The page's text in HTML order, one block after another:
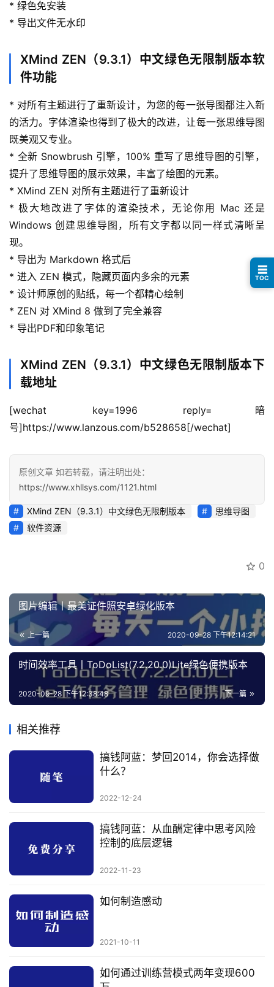
首
行
快
讯
开
案
例
避
坑
指
南
运
营
百
创
资
源
会
员
专
区
登录 注册
* 绿色免安装
* 导出文件无水印
XMind ZEN（9.3.1）中文绿色无限制版本软
件功能
* 对所有主题进行了重新设计，为您的每一张导图都注入新
的活力。字体渲染也得到了极大的改进，让每一张思维导图
既美观又专业。
* 全新 Snowbrush 引擎，100% 重写了思维导图的引擎，
提升了思维导图的展示效果，丰富了绘图的元素。
* XMind ZEN 对所有主题进行了重新设计
* 极大地改进了字体的渲染技术，无论你用 Mac 还是
Windows 创建思维导图，所有文字都以同一样式清晰呈
现。
* 导出为 Markdown 格式后
* 进入 ZEN 模式，隐藏页面内多余的元素
* 设计师原创的贴纸，每一个都精心绘制
* ZEN 对 XMind 8 做到了完全兼容
* 导出PDF和印象笔记
XMind ZEN（9.3.1）中文绿色无限制版本下
载地址
[wechat key=1996 reply=暗
号]https://www.lanzous.com/b528658[/wechat]
原创文章 如若转载，请注明出处：
https://www.xhllsys.com/1121.html
XMind ZEN（9.3.1）中文绿色无限制版本
思维导图
软件资源
0
图片编辑丨最美证件照安卓绿化版本
上一篇 2020-09-28 下午12:14:21
时间效率工具丨ToDoList(7.2.20.0)Lite绿色便携版本
下一篇
2020-09-28 下午12:38:48
相关推荐
搞钱阿蓝：梦回2014，你会选择做
什么？
2022-12-24
搞钱阿蓝：从血酬定律中思考风险
控制的底层逻辑
2022-11-23
如何制造感动
2021-10-11
如何通过训练营模式两年变现600
☰
TOC